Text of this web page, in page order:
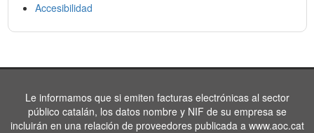
Accesibilidad
Le informamos que si emiten facturas electrónicas al sector
público catalán, los datos nombre y NIF de su empresa se
incluirán en una relación de proveedores publicada a www.aoc.cat